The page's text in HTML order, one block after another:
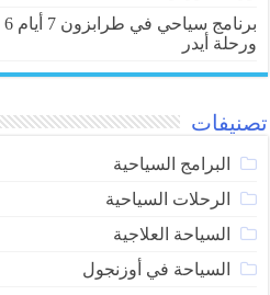
ورحلة أيدر
تصنيفات
البرامج السياحية
الرحلات السياحية
السياحة العلاجية
السياحة في أوزنجول